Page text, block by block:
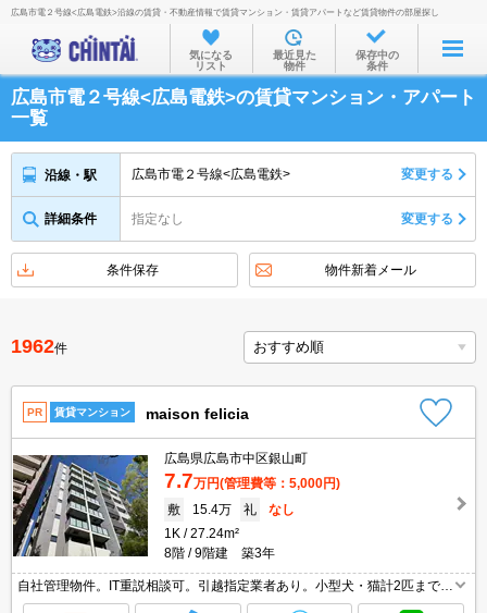
お部屋を探す
沿線・駅から
住所から
家賃相場から
不動産会社から
広島市電２号線<広島電鉄>沿線の賃貸・不動産情報で賃貸マンション・賃貸アパートなど賃貸物件の部屋探し
気になる
リスト
最近見た
物件
保存中の
条件
広島市電２号線<広島電鉄>の賃貸マンション・アパート
一覧
沿線・駅 広島市電２号線<広島電鉄> 変更する
詳細条件 指定なし 変更する
条件保存 物件新着メール
1962件
PR 賃貸マンション maison felicia
広島県広島市中区銀山町
7.7万円(管理費等：5,000円)
敷
15.4万 礼
なし
1K
27.24m²
8階
9階建 築3年
自社管理物件。IT重説相談可。引越指定業者あり。小型犬・猫計2匹まで飼
育可。光インターネット無料使い放題。JR・広電利用可能。駅まで徒歩5